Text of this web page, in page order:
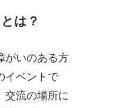
は？
がいのある方
イベントで
交流の場所に